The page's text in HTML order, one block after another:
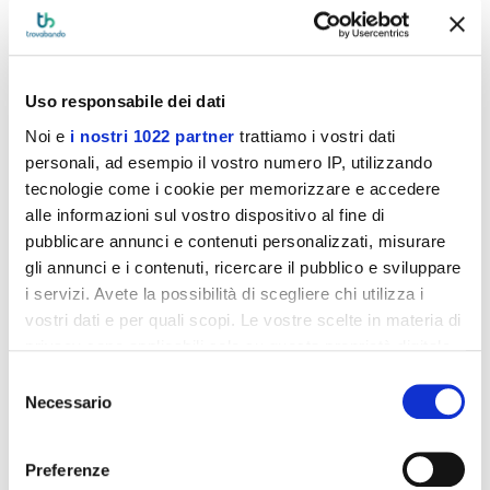
Uso responsabile dei dati
Noi e i nostri 1022 partner trattiamo i vostri dati
personali, ad esempio il vostro numero IP, utilizzando
tecnologie come i cookie per memorizzare e accedere
alle informazioni sul vostro dispositivo al fine di
pubblicare annunci e contenuti personalizzati, misurare
gli annunci e i contenuti, ricercare il pubblico e sviluppare
i servizi. Avete la possibilità di scegliere chi utilizza i
vostri dati e per quali scopi. Le vostre scelte in materia di
modificare o revocare il proprio consenso in qualsiasi
momento dalla Dichiarazione sui cookie o facendo clic
delNecessario
Preferenze
Ecco una lista delle 10 cose da tenere
sott’occhio quando si partecipa ad un bando,
Eppure le regole da tenere a mente, non sono poi così tante, ed
pubblico per non sprecare alcuna opportunità di partecipare
anche tu alle agevolazioni alle imprese.
Non limitarti a leggere la scheda sintetica sul bando o gli articoli